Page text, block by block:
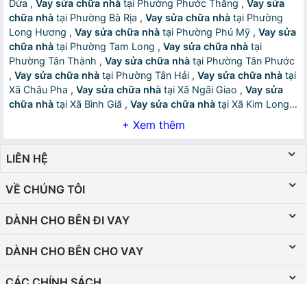
Dừa , Vay sửa chữa nhà tại Phường Phước Thắng , Vay sửa
chữa nhà
tại Phường Bà Rịa , Vay sửa chữa nhà tại Phường
Long Hương , Vay sửa chữa nhà tại Phường Phú Mỹ , Vay sửa
chữa nhà
tại Phường Tam Long , Vay sửa chữa nhà tại
Phường Tân Thành , Vay sửa chữa nhà
tại Phường Tân Phước
, Vay sửa chữa nhà tại Phường Tân Hải , Vay sửa chữa nhà tại
Xã Châu Pha , Vay sửa chữa nhà tại Xã Ngãi Giao , Vay sửa
chữa nhà
tại Xã Bình Giã , Vay sửa chữa nhà tại Xã Kim Long,
tại Xã Châu Đức,
Vay sửa chữa nhà tại Xã Nghĩa Thành
Mộc ,Vay sửa chữa nhà
chữa nhà
tại Xã Long Hải
khu Côn Đảo,Vay sửa chữa nhà
Phường Tân Đông Hiệp ,Vay sửa chữa nhà
nhà
tại Phường Bình Hòa
LIÊN HỆ
VỀ CHÚNG TÔI
DÀNH CHO BÊN ĐI VAY
DÀNH CHO BÊN CHO VAY